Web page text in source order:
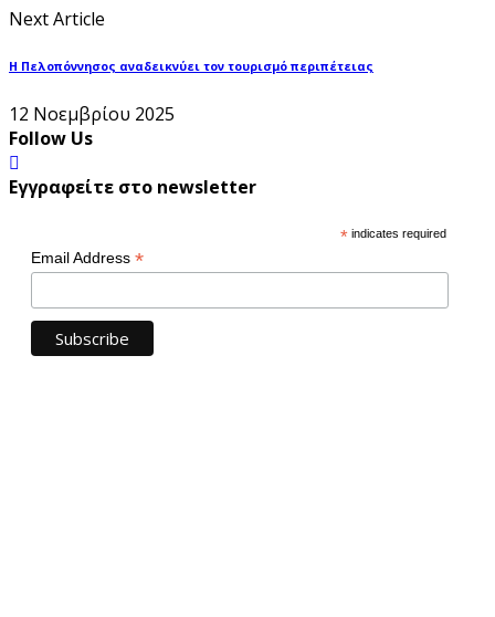
Next Article
Η Πελοπόννησος αναδεικνύει τον τουρισμό περιπέτειας
12 Νοεμβρίου 2025
Follow Us
Εγγραφείτε στο newsletter
* indicates required
Email Address *